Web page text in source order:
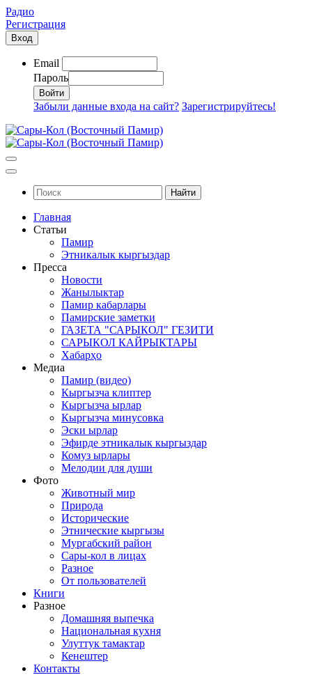
Радио
Регистрация
Вход
Email
Пароль
Забыли данные входа на сайт? Зарегистрируйтесь!
Найти
Главная
Статьи
Памир
Этникалык кыргыздар
Пресса
Новости
Жанылыктар
Памир кабарлары
Памирские заметки
ГАЗЕТА "САРЫКОЛ" ГЕЗИТИ
САРЫКОЛ КАЙРЫКТАРЫ
Хабарҳо
Медиа
Памир (видео)
Кыргызча клиптер
Кыргызча ырлар
Кыргызча минусовка
Эски ырлар
Эфирде этникалык кыргыздар
Комуз ырлары
Мелодии для души
Фото
Животный мир
Природа
Исторические
Этнические кыргызы
Мургабский район
Сары-кол в лицах
Разное
От пользователей
Книги
Разное
Домашняя выпечка
Национальная кухня
Улуттук тамактар
Кенештер
Контакты